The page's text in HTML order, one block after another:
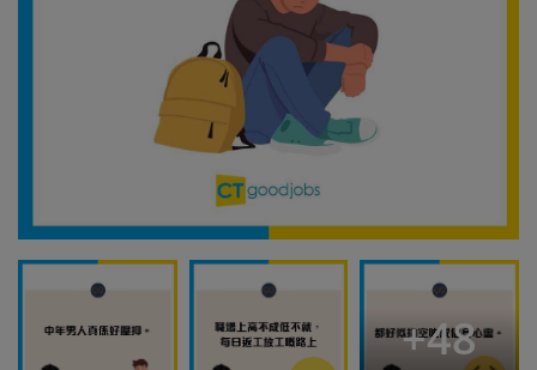
+48